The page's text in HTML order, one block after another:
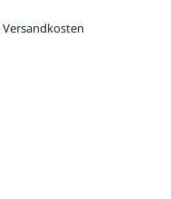
Versandkosten